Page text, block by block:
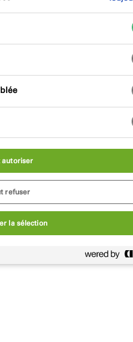
à l'utilisation et 0%
et/ou du substrat.
autoriser
refuser
la sélection